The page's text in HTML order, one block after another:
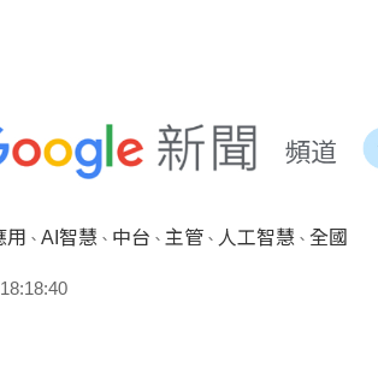
用 、 AI智慧 、 中台 、 主管 、 人工智慧 、 全國